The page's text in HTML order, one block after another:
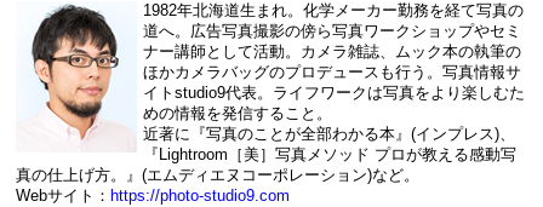
1982年北海道生まれ。化学メーカー勤務を経て写真の
道へ。広告写真撮影の傍ら写真ワークショップやセミ
ナー講師として活動。カメラ雑誌、ムック本の執筆の
ほかカメラバッグのプロデュースも行う。写真情報サ
イトstudio9代表。ライフワークは写真をより楽しむた
めの情報を発信すること。
近著に『写真のことが全部わかる本』(インプレス)、
『Lightroom［美］写真メソッド プロが教える感動写
真の仕上げ方。』(エムディエヌコーポレーション)など。
Webサイト： https://photo-studio9.com